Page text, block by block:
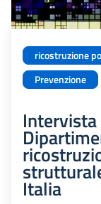
ricostruzione
Prevenzione
Intervista
Italia